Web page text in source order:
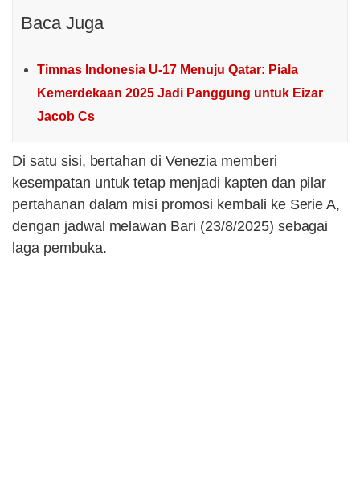
Baca Juga
Timnas Indonesia U-17 Menuju Qatar: Piala
Kemerdekaan 2025 Jadi Panggung untuk Eizar
Jacob Cs
Di satu sisi, bertahan di Venezia memberi
kesempatan untuk tetap menjadi kapten dan pilar
pertahanan dalam misi promosi kembali ke Serie A,
dengan jadwal melawan Bari (23/8/2025) sebagai
laga pembuka.